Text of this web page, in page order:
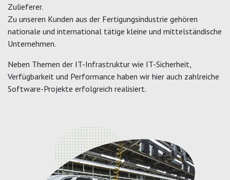
Zulieferer.
Zu unseren Kunden aus der Fertigungsindustrie gehören
nationale und international tätige kleine und mittelständische
Unternehmen.
Neben Themen der IT-Infrastruktur wie IT-Sicherheit,
Verfügbarkeit und Performance haben wir hier auch zahlreiche
Software-Projekte erfolgreich realisiert.